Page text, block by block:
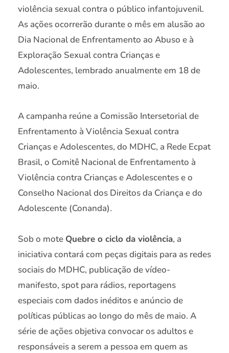
violência sexual contra o público infantojuvenil.
As ações ocorrerão durante o mês em alusão ao
Dia Nacional de Enfrentamento ao Abuso e à
Exploração Sexual contra Crianças e
Adolescentes, lembrado anualmente em 18 de
maio.
A campanha reúne a Comissão Intersetorial de
Enfrentamento à Violência Sexual contra
Crianças e Adolescentes, do MDHC, a Rede Ecpat
Brasil, o Comitê Nacional de Enfrentamento à
Violência contra Crianças e Adolescentes e o
Conselho Nacional dos Direitos da Criança e do
Adolescente (Conanda).
Sob o mote Quebre o ciclo da violência, a
iniciativa contará com peças digitais para as redes
sociais do MDHC, publicação de vídeo-
manifesto, spot para rádios, reportagens
especiais com dados inéditos e anúncio de
políticas públicas ao longo do mês de maio. A
série de ações objetiva convocar os adultos e
responsáveis a serem a pessoa em quem as